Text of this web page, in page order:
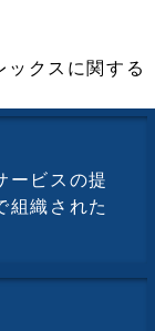
ックスに関する
ービスの提
組織された